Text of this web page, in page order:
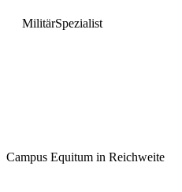
MilitärSpezialist
Campus Equitum in Reichweite